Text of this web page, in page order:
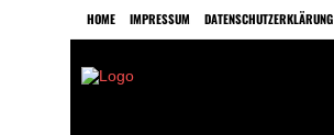
HOME IMPRESSUM DATENSCHUTZERKLÄRUNG